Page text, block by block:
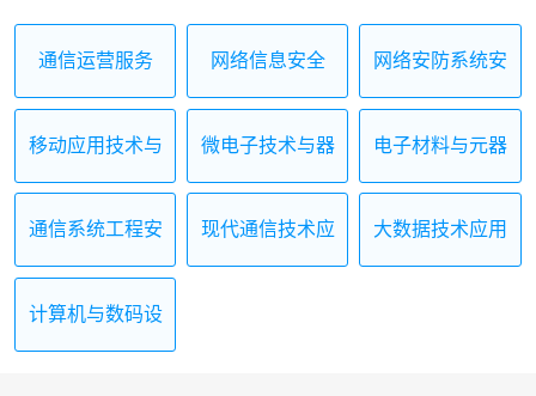
通信运营服务 网络信息安全
网络安防系统安
移动应用技术与
微电子技术与器
电子材料与元器
通信系统工程安
现代通信技术应
大数据技术应用
计算机与数码设